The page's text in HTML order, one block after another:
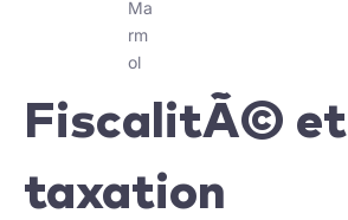
FiscalitÃ© et
taxation